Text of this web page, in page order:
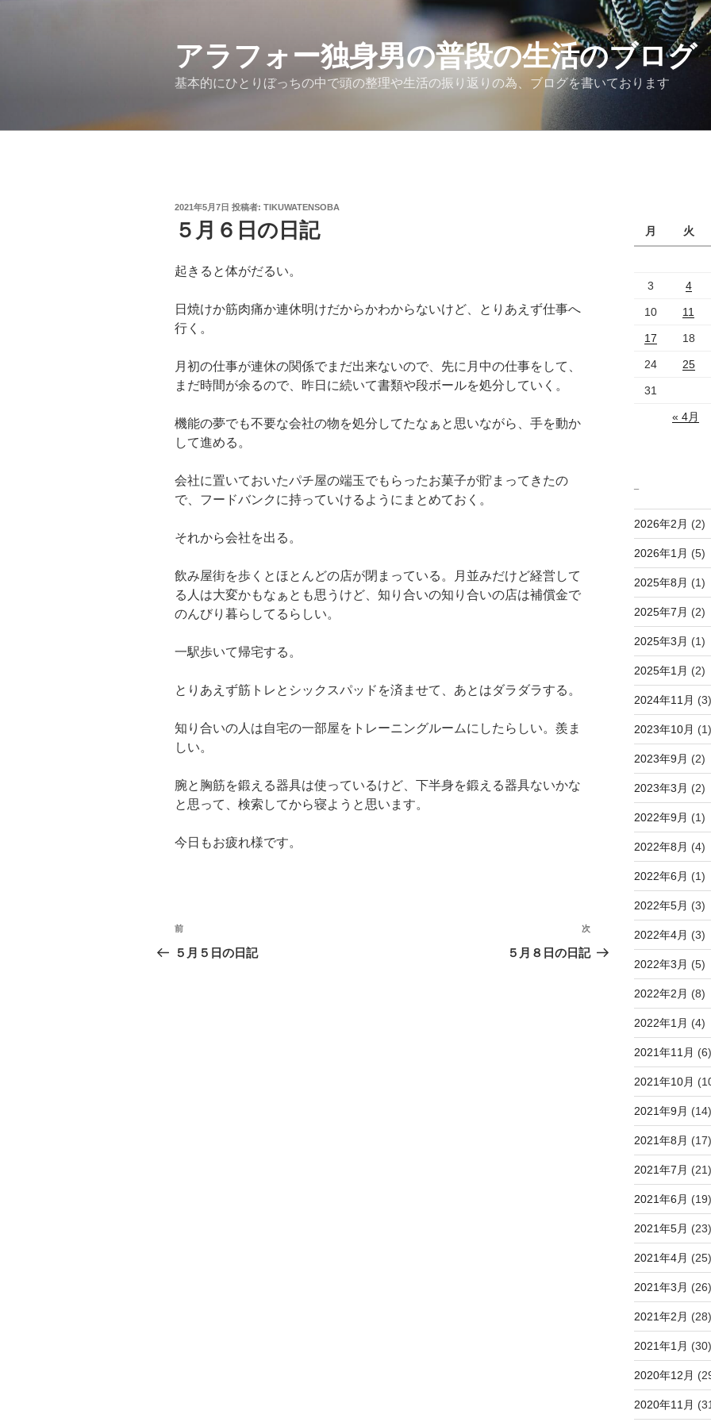
アラフォー独身男の普段の生活のブログ
基本的にひとりぼっちの中で頭の整理や生活の振り返りの為、ブログを書いております
投
日:
2021年5月7日 投稿者: TIKUWATENSOBA
５月６日の日記
起きると体がだるい。
日焼けか筋肉痛か連休明けだからかわからないけど、とりあえず仕事へ
行く。
月初の仕事が連休の関係でまだ出来ないので、先に月中の仕事をして、
まだ時間が余るので、昨日に続いて書類や段ボールを処分していく。
機能の夢でも不要な会社の物を処分してたなぁと思いながら、手を動か
して進める。
会社に置いておいたパチ屋の端玉でもらったお菓子が貯まってきたの
で、フードバンクに持っていけるようにまとめておく。
それから会社を出る。
飲み屋街を歩くとほとんどの店が閉まっている。月並みだけど経営して
る人は大変かもなぁとも思うけど、知り合いの知り合いの店は補償金で
のんびり暮らしてるらしい。
一駅歩いて帰宅する。
とりあえず筋トレとシックスパッドを済ませて、あとはダラダラする。
知り合いの人は自宅の一部屋をトレーニングルームにしたらしい。羨ま
しい。
腕と胸筋を鍛える器具は使っているけど、下半身を鍛える器具ないかな
と思って、検索してから寝ようと思います。
今日もお疲れ様です。
投
稿
過
去
前
５月５日の日記
の
次
５月８日の日記
月
火
3 4
10 11
17 18
24 25
31
« 4月
2026年2月 (2)
2026年1月 (5)
2025年8月 (1)
2025年7月 (2)
2025年3月 (1)
2025年1月 (2)
2024年11月 (3)
2023年10月 (1)
2023年9月 (2)
2023年3月 (2)
2022年9月 (1)
2022年8月 (4)
2022年6月 (1)
2022年5月 (3)
2022年4月 (3)
2022年3月 (5)
2022年2月 (8)
2022年1月 (4)
2021年11月 (6)
2021年10月
2021年9月 (14)
2021年8月 (17)
2021年7月 (21)
2021年6月 (19)
2021年5月 (23)
2021年4月 (25)
2021年3月 (26)
2021年2月 (28)
2021年1月 (30)
2020年12月
2020年11月